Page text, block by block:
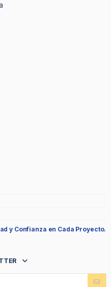
y Confianza en Cada Proyecto.